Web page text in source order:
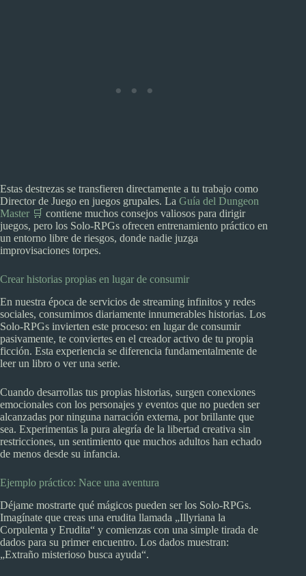
Estas destrezas se transfieren directamente a tu trabajo como
Director de Juego en juegos grupales. La Guía del Dungeon
Master 🛒 contiene muchos consejos valiosos para dirigir
juegos, pero los Solo-RPGs ofrecen entrenamiento práctico en
un entorno libre de riesgos, donde nadie juzga
improvisaciones torpes.
Crear historias propias en lugar de consumir
En nuestra época de servicios de streaming infinitos y redes
sociales, consumimos diariamente innumerables historias. Los
Solo-RPGs invierten este proceso: en lugar de consumir
pasivamente, te conviertes en el creador activo de tu propia
ficción. Esta experiencia se diferencia fundamentalmente de
leer un libro o ver una serie.
Cuando desarrollas tus propias historias, surgen conexiones
emocionales con los personajes y eventos que no pueden ser
alcanzadas por ninguna narración externa, por brillante que
sea. Experimentas la pura alegría de la libertad creativa sin
restricciones, un sentimiento que muchos adultos han echado
de menos desde su infancia.
Ejemplo práctico: Nace una aventura
Déjame mostrarte qué mágicos pueden ser los Solo-RPGs.
Imagínate que creas una erudita llamada „Illyriana la
Corpulenta y Erudita“ y comienzas con una simple tirada de
dados para su primer encuentro. Los dados muestran:
„Extraño misterioso busca ayuda“.